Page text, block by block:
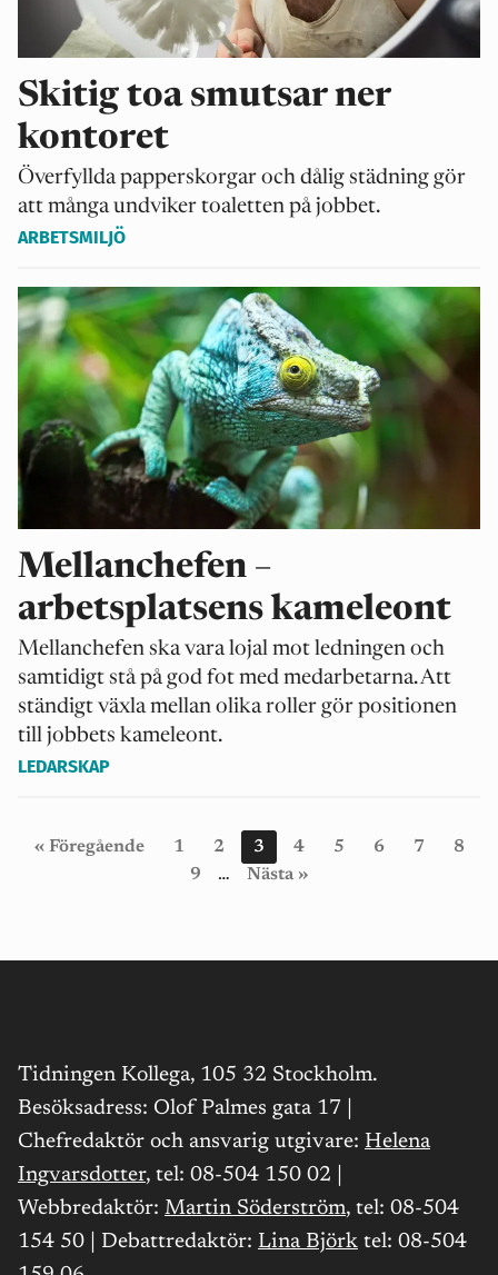
Skitig toa smutsar ner
kontoret
Överfyllda papperskorgar och dålig städning gör
att många undviker toaletten på jobbet.
ARBETSMILJÖ
Mellanchefen –
arbetsplatsens kameleont
Mellanchefen ska vara lojal mot ledningen och
samtidigt stå på god fot med medarbetarna. Att
ständigt växla mellan olika roller gör positionen
till jobbets kameleont.
LEDARSKAP
‹‹ Föregående Page
1 Page
2 Nuvarande
3 Page
4 Page
5 Page
6 Page
7 Page
8
Page
9 … Nästa ››
Tidningen Kollega, 105 32 Stockholm.
Besöksadress: Olof Palmes gata 17 |
Chefredaktör och ansvarig utgivare: Helena
Ingvarsdotter, tel: 08-504 150 02 |
Webbredaktör: Martin Söderström, tel: 08-504
154 50 | Debattredaktör: Lina Björk tel: 08-504